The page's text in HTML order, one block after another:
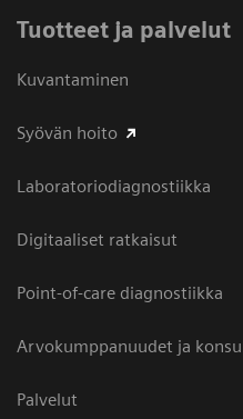
Tuotteet ja palvelut
Kuvantaminen
Syövän hoito
Laboratoriodiagnostiikka
Digitaaliset ratkaisut
Point-of-care diagnostiikka
Arvokumppanuudet ja
Palvelut